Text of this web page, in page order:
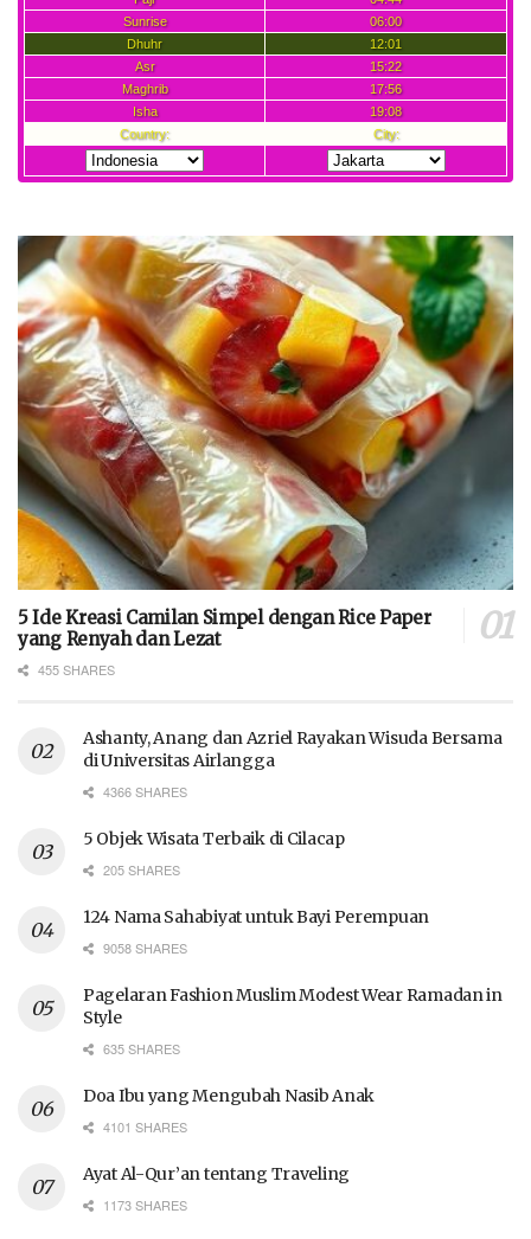
5 Ide Kreasi Camilan Simpel dengan Rice Paper
yang Renyah dan Lezat
455 SHARES
Ashanty, Anang dan Azriel Rayakan Wisuda Bersama
di Universitas Airlangga
4366 SHARES
5 Objek Wisata Terbaik di Cilacap
205 SHARES
124 Nama Sahabiyat untuk Bayi Perempuan
9058 SHARES
Pagelaran Fashion Muslim Modest Wear Ramadan in
Style
635 SHARES
Doa Ibu yang Mengubah Nasib Anak
4101 SHARES
Ayat Al-Qur’an tentang Traveling
1173 SHARES